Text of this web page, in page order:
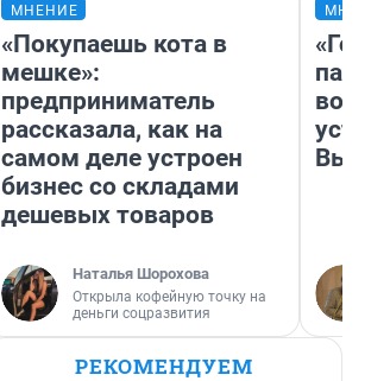
МНЕНИЕ
«Покупаешь кота в
мешке»:
предприниматель
рассказала, как на
самом деле устроен
бизнес со складами
дешевых товаров
Наталья Шорохова
Открыла кофейную точку на
деньги соцразвития
РЕКОМЕНДУЕМ